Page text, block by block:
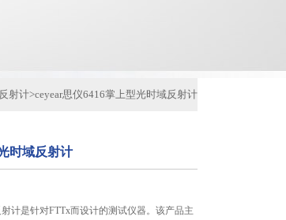
射计>ceyear思仪6416掌上型光时域反射计
时域反射计
射计是针对FTTx而设计的测试仪器。该产品主